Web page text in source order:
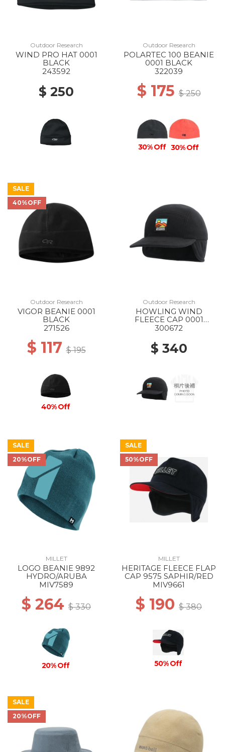
Outdoor Research
WIND PRO HAT 0001
BLACK
243592
$ 250
Outdoor Research
POLARTEC 100 BEANIE
0001 BLACK
322039
$ 175$ 250
30% Off 30% Off
SALE
40%OFF
Outdoor Research
VIGOR BEANIE 0001
BLACK
271526
$ 117$ 195
40% Off
Outdoor Research
HOWLING WIND
FLEECE CAP 0001
BLACK
300672
$ 340
SALE
20%OFF
MILLET
LOGO BEANIE 9892
HYDRO/ARUBA
MIV7589
$ 264 $ 330
20% Off
SALE
50%OFF
MILLET
HERITAGE FLEECE FLAP
CAP 9575 SAPHIR/RED
MIV9661
$ 190 $ 380
50% Off
SALE
20%OFF